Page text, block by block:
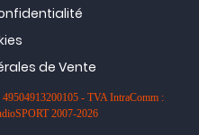
de Vente
- TVA IntraComm :
2007-2026